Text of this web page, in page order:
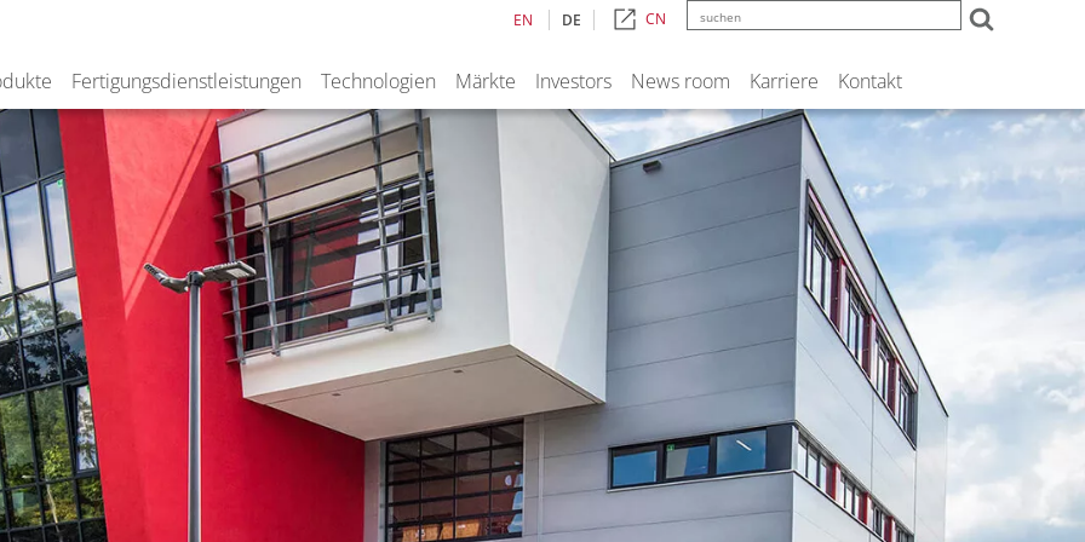
EN DE CN
Fertigungsdienstleistungen Technologien Märkte Investors News room Karriere Kontakt